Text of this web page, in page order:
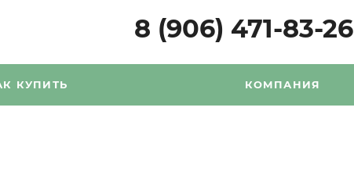
8 (906) 471-83-26
КУПИТЬ КОМПАНИЯ